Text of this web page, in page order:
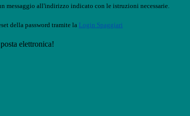
messaggio all'indirizzo indicato con le istruzioni necessarie.
della password tramite la Login Spaggiari
elettronica!